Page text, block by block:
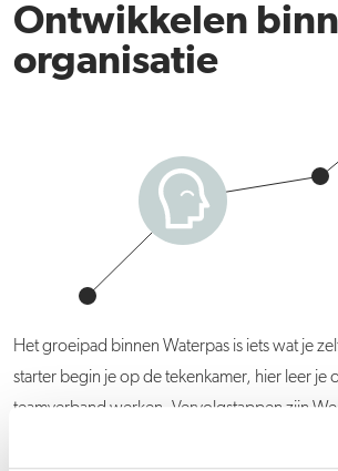
Ontwikkelen
organisatie
Het groeipad binnen Waterpas is iets wat je
starter begin je op de tekenkamer, hier leer je
teamverband werken. Vervolgstappen zijn